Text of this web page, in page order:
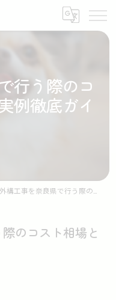
行う際のコ
例徹底ガイ
外構工事を奈良県で行う際のコスト相場と予算別実例徹底ガイド
のコスト相場と